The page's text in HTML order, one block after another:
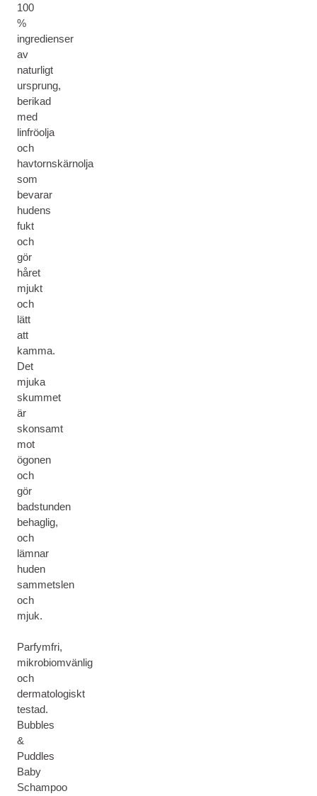
100
%
ingredienser
av
naturligt
ursprung,
berikad
med
linfröolja
och
havtornskärnolja
som
bevarar
hudens
fukt
och
gör
håret
mjukt
och
lätt
att
kamma.
Det
mjuka
skummet
är
skonsamt
mot
ögonen
och
gör
badstunden
behaglig,
och
lämnar
huden
sammetslen
och
mjuk.
Parfymfri,
mikrobiomvänlig
och
dermatologiskt
testad.
Bubbles
&
Puddles
Baby
Schampoo